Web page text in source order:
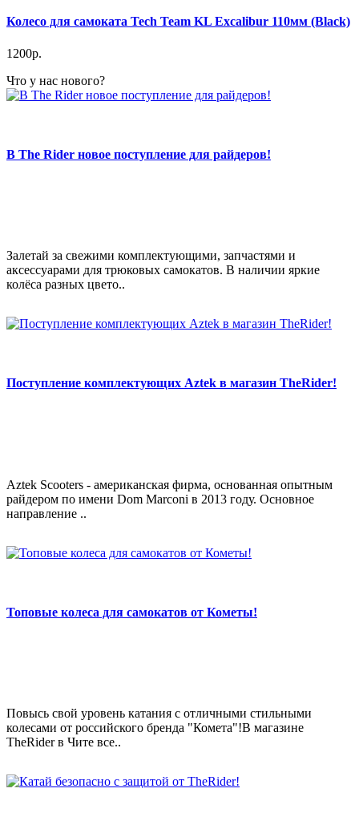
Колесо для самоката Tech Team KL Excalibur 110мм (Black)
1200р.
Что у нас нового?
В The Rider новое поступление для райдеров!
Залетай за свежими комплектующими, запчастями и
аксессуарами для трюковых самокатов. В наличии яркие
колёса разных цвето..
Поступление комплектующих Aztek в магазин TheRider!
Aztek Scooters - американская фирма, основанная опытным
райдером по имени Dom Marconi в 2013 году. Основное
направление ..
Топовые колеса для самокатов от Кометы!
Повысь свой уровень катания с отличными стильными
колесами от российского бренда "Комета"!В магазине
TheRider в Чите все..